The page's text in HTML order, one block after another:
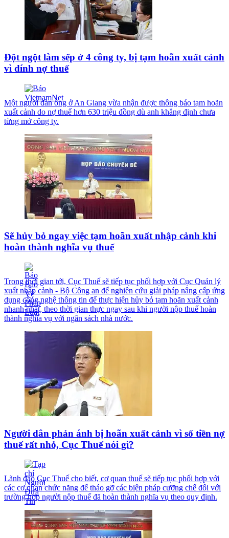
Đột ngột làm sếp ở 4 công ty, bị tạm hoãn xuất cảnh
vì dính nợ thuế
Một người đàn ông ở An Giang vừa nhận được thông báo tạm hoãn
xuất cảnh do nợ thuế hơn 630 triệu đồng dù anh khẳng định chưa
từng mở công ty.
Sẽ hủy bỏ ngay việc tạm hoãn xuất nhập cảnh khi
hoàn thành nghĩa vụ thuế
Trong thời gian tới, Cục Thuế sẽ tiếp tục phối hợp với Cục Quản lý
xuất nhập cảnh - Bộ Công an để nghiên cứu giải pháp nâng cấp ứng
dụng công nghệ thông tin để thực hiện hủy bỏ tạm hoãn xuất cảnh
nhanh nhất, theo thời gian thực ngay sau khi người nộp thuế hoàn
thành nghĩa vụ với ngân sách nhà nước.
Người dân phản ánh bị hoãn xuất cảnh vì số tiền nợ
thuế rất nhỏ, Cục Thuế nói gì?
Lãnh đạo Cục Thuế cho biết, cơ quan thuế sẽ tiếp tục phối hợp với
các cơ quan chức năng để tháo gỡ các biện pháp cưỡng chế đối với
trường hợp người nộp thuế đã hoàn thành nghĩa vụ theo quy định.